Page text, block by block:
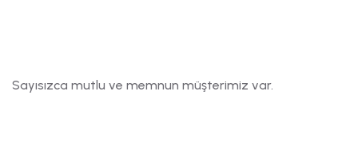
Sayısızca mutlu ve memnun müşterimiz var.